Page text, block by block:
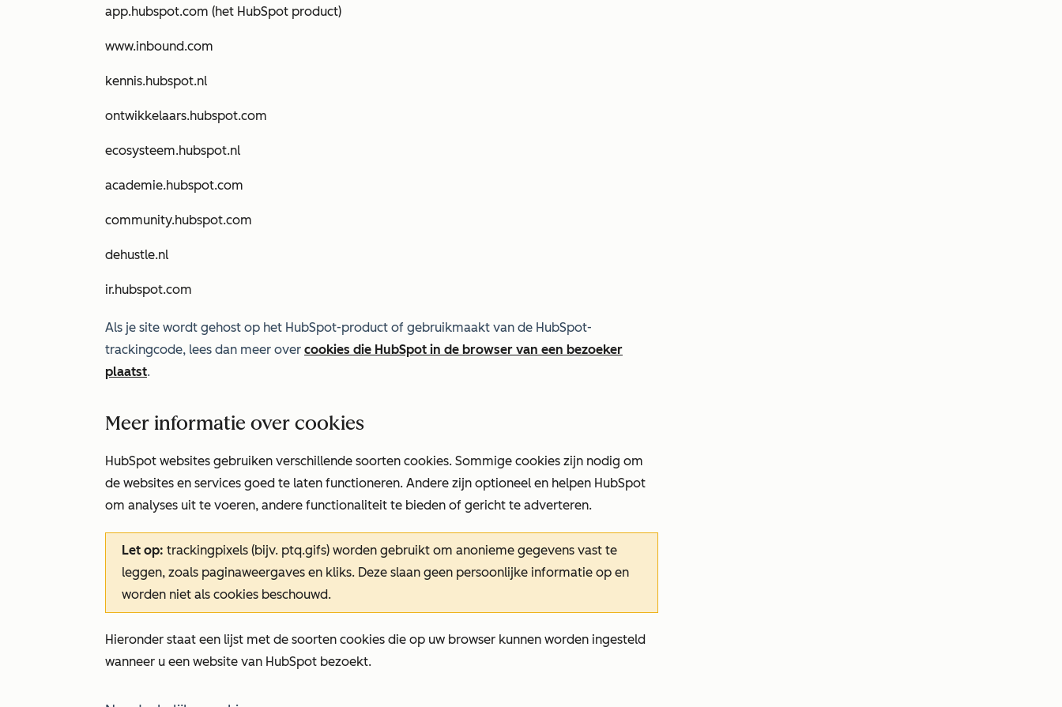
app.hubspot.com (het HubSpot product)
www.inbound.com
kennis.hubspot.nl
ontwikkelaars.hubspot.com
ecosysteem.hubspot.nl
academie.hubspot.com
community.hubspot.com
dehustle.nl
ir.hubspot.com
Als je site wordt gehost op het HubSpot-product of gebruikmaakt van de HubSpot-
trackingcode, lees dan meer over cookies die HubSpot in de browser van een bezoeker
plaatst.
Meer informatie over cookies
HubSpot websites gebruiken verschillende soorten cookies. Sommige cookies zijn nodig om
de websites en services goed te laten functioneren. Andere zijn optioneel en helpen HubSpot
om analyses uit te voeren, andere functionaliteit te bieden of gericht te adverteren.
Let op: trackingpixels (bijv. ptq.gifs) worden gebruikt om anonieme gegevens vast te
leggen, zoals paginaweergaves en kliks. Deze slaan geen persoonlijke informatie op en
worden niet als cookies beschouwd.
Hieronder staat een lijst met de soorten cookies die op uw browser kunnen worden ingesteld
wanneer u een website van HubSpot bezoekt.